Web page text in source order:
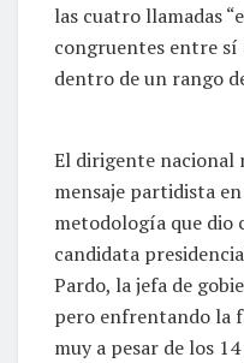
las cuatro llamadas
congruentes entre
dentro de un rango
El dirigente nacional
mensaje partidista
metodología que dio
candidata
Pardo, la jefa de
pero enfrentando la
muy a pesar de los